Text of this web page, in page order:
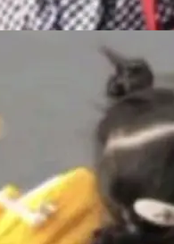
相关的
何软件 C
Har
请附上
调用工
完成闭
多模态模
。
的轻
质感、
比 U
来了显著
局部纹
英文文字